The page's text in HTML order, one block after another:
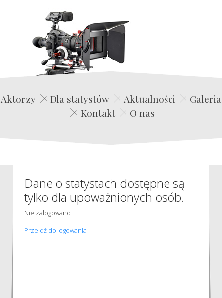
Edwin Film Agencja Aktorska
Aktorzy Dla statystów Aktualności
Galeria
Kontakt
O nas
Dane o statystach dostępne są
tylko dla upoważnionych osób.
Nie zalogowano
Przejdź do logowania